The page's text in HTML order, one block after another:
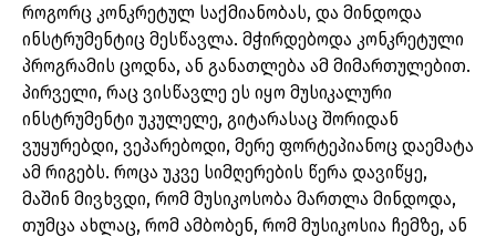
როგორც კონკრეტულ საქმიანობას, და მინდოდა
ინსტრუმენტიც მესწავლა. მჭირდებოდა კონკრეტული
პროგრამის ცოდნა, ან განათლება ამ მიმართულებით.
პირველი, რაც ვისწავლე ეს იყო მუსიკალური
ინსტრუმენტი უკულელე, გიტარასაც შორიდან
ვუყურებდი, ვეპარებოდი, მერე ფორტეპიანოც დაემატა
ამ რიგებს. როცა უკვე სიმღერების წერა დავიწყე,
მაშინ მივხვდი, რომ მუსიკოსობა მართლა მინდოდა,
თუმცა ახლაც, რომ ამბობენ, რომ მუსიკოსია ჩემზე, ან